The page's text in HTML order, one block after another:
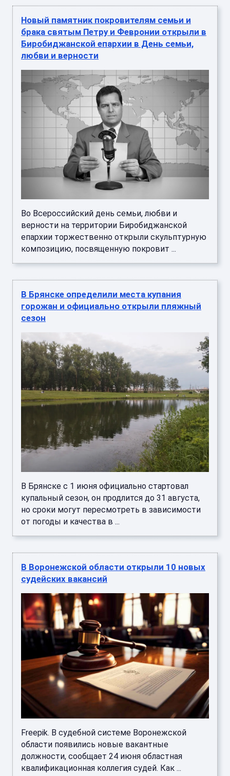
Новый памятник покровителям семьи и
брака святым Петру и Февронии открыли в
Биробиджанской епархии в День семьи,
любви и верности
Во Всероссийский день семьи, любви и
верности на территории Биробиджанской
епархии торжественно открыли скульптурную
композицию, посвященную покровит ...
В Брянске определили места купания
горожан и официально открыли пляжный
сезон
В Брянске с 1 июня официально стартовал
купальный сезон, он продлится до 31 августа,
но сроки могут пересмотреть в зависимости
от погоды и качества в ...
В Воронежской области открыли 10 новых
судейских вакансий
Freepik. В судебной системе Воронежской
области появились новые вакантные
должности, сообщает 24 июня областная
квалификационная коллегия судей. Как ...